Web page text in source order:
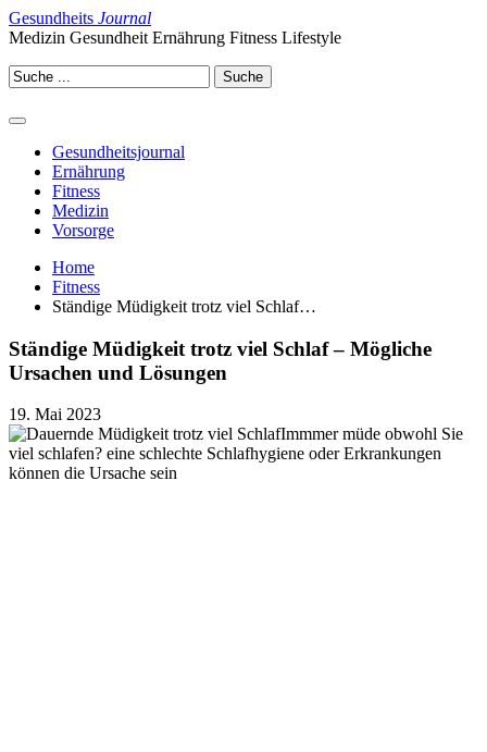
Gesundheits Journal
Medizin Gesundheit Ernährung Fitness Lifestyle
Gesundheitsjournal
Ernährung
Fitness
Medizin
Vorsorge
Home
Fitness
Ständige Müdigkeit trotz viel Schlaf…
Ständige Müdigkeit trotz viel Schlaf – Mögliche
Ursachen und Lösungen
19. Mai 2023
Immmer müde obwohl Sie
viel schlafen? eine schlechte Schlafhygiene oder Erkrankungen
können die Ursache sein